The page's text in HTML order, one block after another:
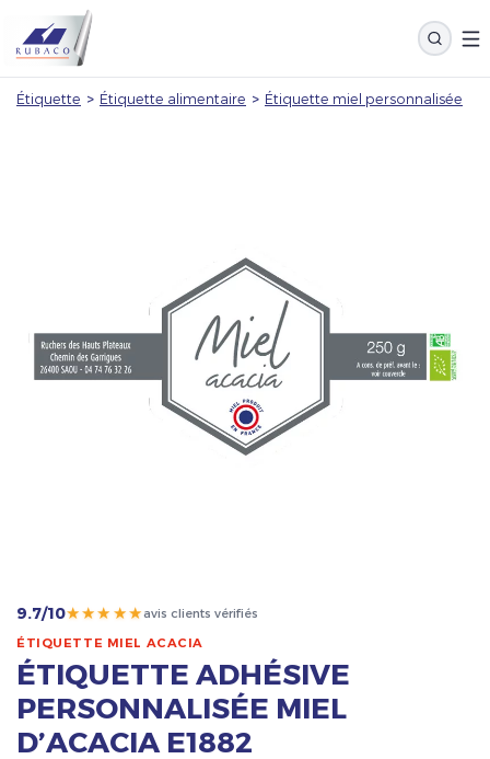
Étiquette > Étiquette alimentaire > Étiquette miel personnalisée
9.7/10★★★★★avis clients vérifiés
ÉTIQUETTE MIEL ACACIA
ÉTIQUETTE ADHÉSIVE
PERSONNALISÉE MIEL
D’ACACIA E1882